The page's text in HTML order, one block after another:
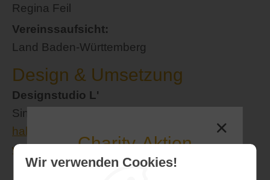
Wir verwenden Cookies!
Charity-Aktion
Finanzielle Unterstützung für
Regina Feil
Vereinssaufsicht:
Land Baden-Württemberg
Design & Umsetzung
Designstudio L'
Sina Lehrer
hallo@designstudio-l.de
www.designstudio-l.de